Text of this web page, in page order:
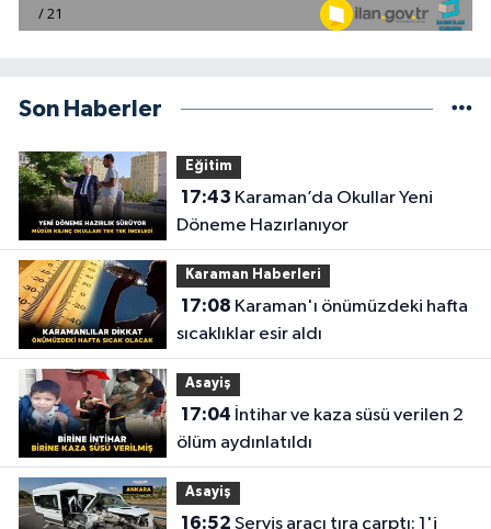
Son Haberler
Eğitim
17:43
Döneme Hazırlanıyor
Karaman Haberleri
17:08
sıcaklıklar esir aldı
Asayiş
17:04
ölüm aydınlatıldı
Asayiş
16:52